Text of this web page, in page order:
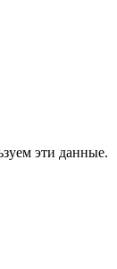
эти данные.